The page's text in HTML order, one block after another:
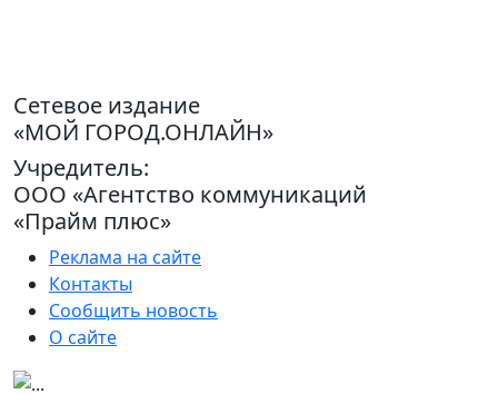
Сетевое издание
«МОЙ ГОРОД.ОНЛАЙН»
Учредитель:
ООО «Агентство коммуникаций
«Прайм плюс»
Реклама на сайте
Контакты
Сообщить новость
О сайте